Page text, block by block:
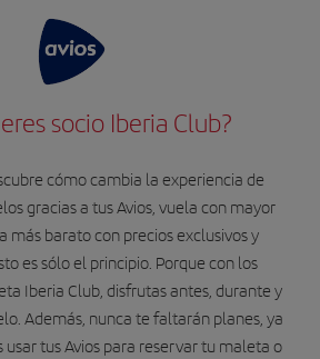
socio Iberia Club?
cómo cambia la experiencia de
gracias a tus Avios, vuela con mayor
más barato con precios exclusivos y
es sólo el principio. Porque con los
Iberia Club, disfrutas antes, durante y
Además, nunca te faltarán planes, ya
tus Avios para reservar tu maleta o